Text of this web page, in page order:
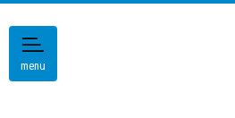
menu